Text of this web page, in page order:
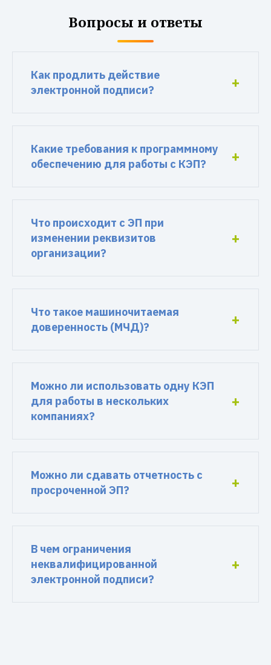
Вопросы и ответы
Как продлить действие
электронной подписи?
Какие требования к программному
обеспечению для работы с КЭП?
Что происходит с ЭП при
изменении реквизитов
организации?
Что такое машиночитаемая
доверенность (МЧД)?
Можно ли использовать одну КЭП
для работы в нескольких
компаниях?
Можно ли сдавать отчетность с
просроченной ЭП?
В чем ограничения
неквалифицированной
электронной подписи?